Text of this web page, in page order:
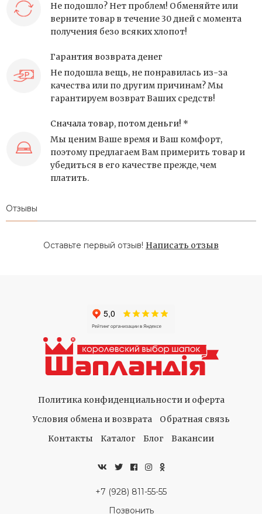
Не подошло? Нет проблем! Обменяйте или
верните товар в течение 30 дней с момента
получения безо всяких хлопот!
Гарантия возврата денег
Не подошла вещь, не понравилась из-за
качества или по другим причинам? Мы
гарантируем возврат Ваших средств!
Сначала товар, потом деньги! *
Мы ценим Ваше время и Ваш комфорт,
поэтому предлагаем Вам примерить товар и
убедиться в его качестве прежде, чем
платить.
Отзывы
Оставьте первый отзыв! Написать отзыв
Политика конфиденциальности и оферта
Условия обмена и возврата
Обратная связь
Контакты
Каталог Блог Вакансии
+7 (928) 811-55-55
Позвонить